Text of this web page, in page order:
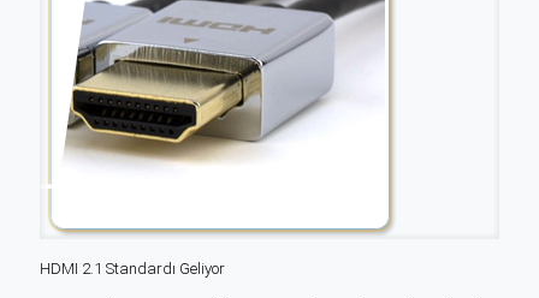
HDMI 2.1 Standardı Geliyor